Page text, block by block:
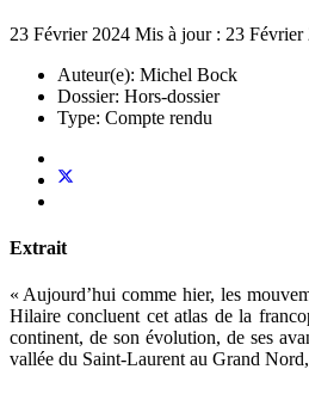
23 Février 2024 Mis à jour : 23 Février
Auteur(e): Michel Bock
Dossier: Hors-dossier
Type: Compte rendu
Extrait
« Aujourd’hui comme hier, les
Hilaire concluent cet atlas de la
continent, de son évolution, de ses
vallée du Saint-Laurent au Grand